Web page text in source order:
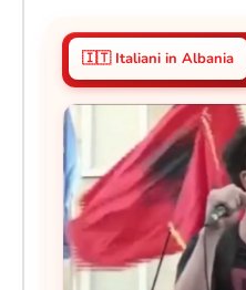
🇮🇹 Italiani in Albania